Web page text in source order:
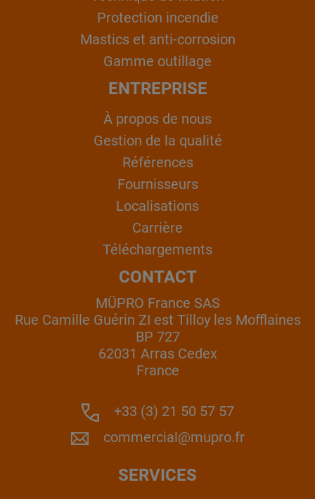
Protection incendie
Mastics et anti-corrosion
Gamme outillage
ENTREPRISE
À propos de nous
Gestion de la qualité
Références
Fournisseurs
Localisations
Carrière
Téléchargements
CONTACT
MÜPRO France SAS
Rue Camille Guérin ZI est Tilloy les Mofflaines
BP 727
62031 Arras Cedex
France
+33 (3) 21 50 57 57
commercial@mupro.fr
SERVICES